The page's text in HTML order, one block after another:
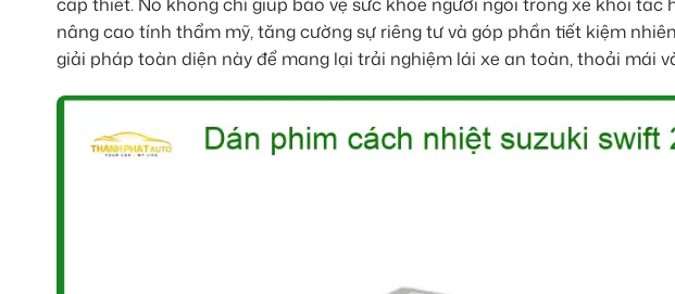
cấp thiết. Nó không chỉ giúp bảo vệ sức khỏe người ngồi trong xe khỏi tác
nâng cao tính thẩm mỹ, tăng cường sự riêng tư và góp phần tiết kiệm
giải pháp toàn diện này để mang lại trải nghiệm lái xe an toàn, thoải mái